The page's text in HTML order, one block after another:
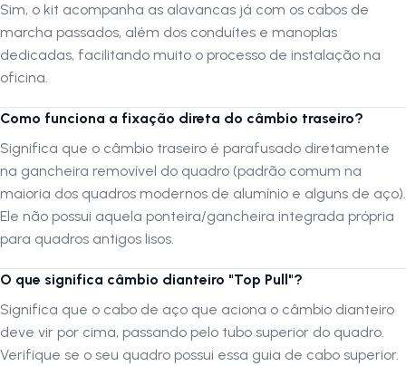
Alavanca: Sistema Hand Shift / Grip Shift (Giratório) de 3x7v
Câmbio Dianteiro:
Padrão Top Pull (Puxa por cima), abraçadeira
31.8mm, para coroas de até 42 dentes
Câmbio Traseiro:
(Compatível com Mega Range)
Tipo de Fixação Traseira:
integrada no câmbio)
Composição:Alumínio, Aço, Resina e PVC
Conteúdo do Kit:1 par de alavancas giratórias, 1 par de manoplas,
cabos e conduítes, 1 câmbio dianteiro e 1 câmbio traseiro
Por que comprar este produto?
O kit Paco destaca-se por ser um pacote de transmissão "tudo em
um", o que garante aprecisãoe a perfeita compatibilidade entre os
componentes, evitando problemas de regulagem. O sistema de troca
Sim, o kit acompanha as alavancas já com os cabos de
marcha passados, além dos conduítes e manoplas
dedicadas, facilitando muito o processo de instalação na
oficina.
Como funciona a fixação direta do câmbio traseiro?
Significa que o câmbio traseiro é parafusado diretamente
na gancheira removível do quadro (padrão comum na
maioria dos quadros modernos de alumínio e alguns de aço).
Ele não possui aquela ponteira/gancheira integrada própria
para quadros antigos lisos.
O que significa câmbio dianteiro "Top Pull"?
Significa que o cabo de aço que aciona o câmbio dianteiro
deve vir por cima, passando pelo tubo superior do quadro.
Verifique se o seu quadro possui essa guia de cabo superior.